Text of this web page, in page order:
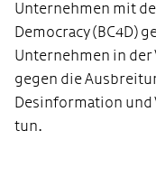
Unternehmen mit
Democracy (BC4D)
Unternehmen in der
gegen die
Desinformation und
tun.